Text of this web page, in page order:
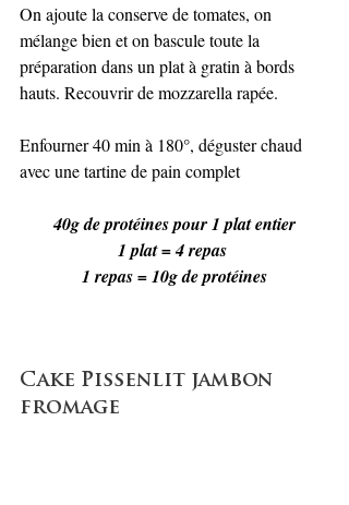
On ajoute la conserve de tomates, on
mélange bien et on bascule toute la
préparation dans un plat à gratin à bords
hauts. Recouvrir de mozzarella rapée.
Enfourner 40 min à 180°, déguster chaud
avec une tartine de pain complet
40g de protéines pour 1 plat entier
1 plat = 4 repas
1 repas = 10g de protéines
Cake Pissenlit jambon
fromage